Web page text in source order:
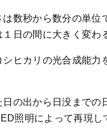
数秒から数分の単位
日の間に大きく変わ
ヒカリの光合成能力
の出から日没までの
照明によって再現